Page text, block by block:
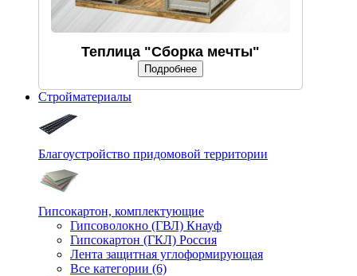
Теплица "Сборка мечты"
Подробнее
Стройматериалы
Благоустройство придомовой территории
Гипсокартон, комплектующие
Гипсоволокно (ГВЛ) Кнауф
Гипсокартон (ГКЛ) Россия
Лента защитная углоформирующая
Все категории (6)